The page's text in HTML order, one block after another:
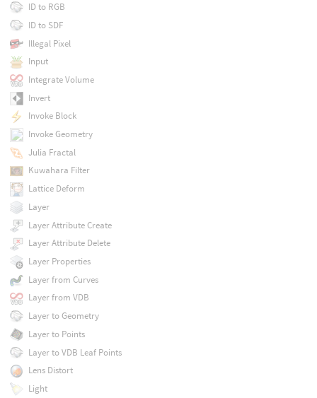
ID to RGB
ID to SDF
Illegal Pixel
Input
Integrate Volume
Invert
Invoke Block
Invoke Geometry
Julia Fractal
Kuwahara Filter
Lattice Deform
Layer
Layer Attribute Create
Layer Attribute Delete
Layer Properties
Layer from Curves
Layer from VDB
Layer to Geometry
Layer to Points
Layer to VDB Leaf Points
Lens Distort
Light